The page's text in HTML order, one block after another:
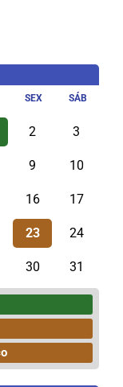
SEX SÁB
2 3
9 10
16 17
23 24
30 31